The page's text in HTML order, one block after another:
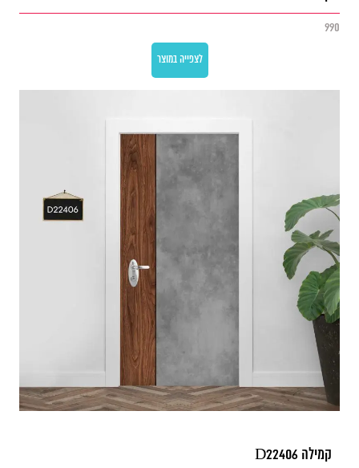
990
לצפייה במוצר
קמילה D22406